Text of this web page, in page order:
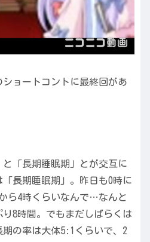
ョートコントに最終回があ
「長期睡眠期」とが交互に
長期睡眠期」。昨日も0時に
ら4時くらいなんで…なんと
8時間。でもまだしばらくは
の率は大体5:1くらいで、2